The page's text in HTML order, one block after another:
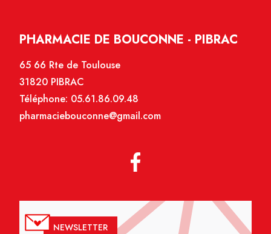
PHARMACIE DE BOUCONNE - PIBRAC
65 66 Rte de Toulouse
31820 PIBRAC
Téléphone: 05.61.86.09.48
pharmaciebouconne@gmail.com
NEWSLETTER